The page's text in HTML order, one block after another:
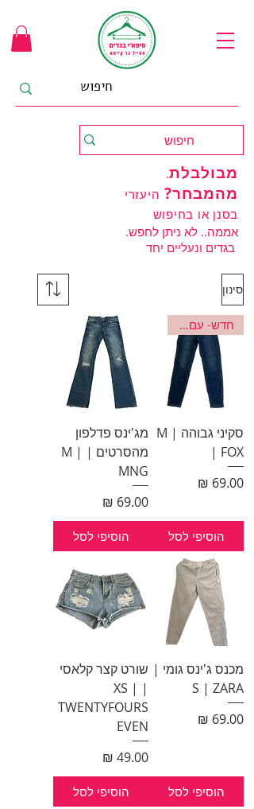
.מבולבלת
מהמבחר? היעזרי
בסנן או בחיפוש
.אממה.. לא ניתן לחפש
סינון
חדש- עם טיקט
סקיני גבוהה | M
| FOX
מחיר
הוסיפי לסל
מג'ינס פדלפון
מהסרטים | M |
MNG
מחיר
הוסיפי לסל
מכנס ג'ינס גומי |
S | ZARA
מחיר
הוסיפי לסל
שורט קצר קלאסי
| XS |
TWENTYFOURS
EVEN
מחיר
הוסיפי לסל